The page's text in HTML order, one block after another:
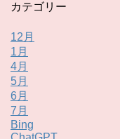
カテゴリー
12月
1月
4月
5月
6月
7月
Bing